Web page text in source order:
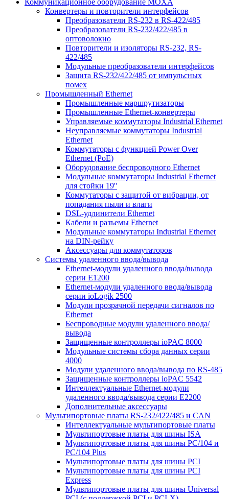
Коммуникационное оборудование MOXA
Конвертеры и повторители интерфейсов
Преобразователи RS-232 в RS-422/485
Преобразователи RS-232/422/485 в
оптоволокно
Повторители и изоляторы RS-232, RS-
422/485
Модульные преобразователи интерфейсов
Защита RS-232/422/485 от импульсных
помех
Промышленный Ethernet
Промышленные маршрутизаторы
Промышленные Ethernet-конвертеры
Управляемые коммутаторы Industrial Ethernet
Неуправляемые коммутаторы Industrial
Ethernet
Коммутаторы с функцией Power Over
Ethernet (PoE)
Оборудование беспроводного Ethernet
Модульные коммутаторы Industrial Ethernet
для стойки 19''
Коммутаторы с защитой от вибрации, от
попадания пыли и влаги
DSL-удлинители Ethernet
Кабели и разъемы Ethernet
Модульные коммутаторы Industrial Ethernet
на DIN-рейку
Аксессуары для коммутаторов
Системы удаленного ввода/вывода
Ethernet-модули удаленного ввода/вывода
серии E1200
Ethernet-модули удаленного ввода/вывода
серии ioLogik 2500
Модули прозрачной передачи сигналов по
Ethernet
Беспроводные модули удаленного ввода/
вывода
Защищенные контроллеры ioPAC 8000
Модульные системы сбора данных серии
4000
Модули удаленного ввода/вывода по RS-485
Защищенные контроллеры ioPAC 5542
Интеллектуальные Ethernet-модули
удаленного ввода/вывода серии E2200
Дополнительные аксессуары
Мультипортовые платы RS-232/422/485 и CAN
Интеллектуальные мультипортовые платы
Мультипортовые платы для шины ISA
Мультипортовые платы для шины PC/104 и
PC/104 Plus
Мультипортовые платы для шины PCI
Мультипортовые платы для шины PCI
Express
Мультипортовые платы для шины Universal